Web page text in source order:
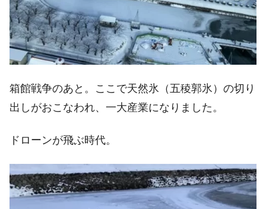
箱館戦争のあと。ここで天然氷（五稜郭氷）の切り
出しがおこなわれ、一大産業になりました。
ドローンが飛ぶ時代。